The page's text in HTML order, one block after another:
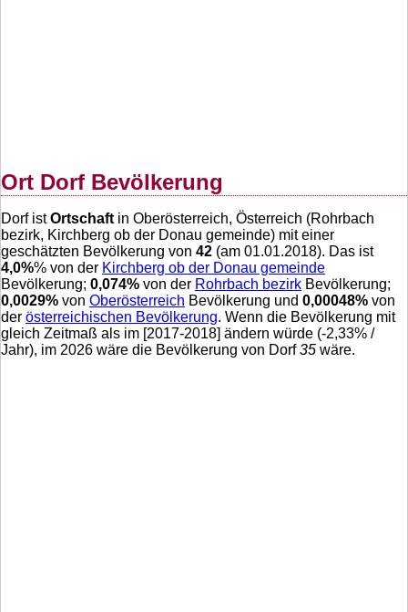
Ort Dorf Bevölkerung
Dorf istOrtschaft in Oberösterreich, Österreich (Rohrbach
bezirk, Kirchberg ob der Donau gemeinde) mit einer
geschätzten Bevölkerung von 42 (am 01.01.2018). Das ist
4,0%% von der Kirchberg ob der Donau gemeinde
Bevölkerung; 0,074% von der Rohrbach bezirk Bevölkerung;
0,0029% von Oberösterreich Bevölkerung und 0,00048% von
der österreichischen Bevölkerung. Wenn die Bevölkerung mit
gleich Zeitmaß als im [2017-2018] ändern würde (-2,33% /
Jahr), im 2026 wäre die Bevölkerung von Dorf35 wäre.